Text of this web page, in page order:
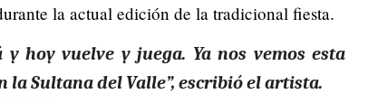
la actual edición de la tradicional fiesta.
y hoy vuelve y juega. Ya nos vemos esta
la Sultana del Valle”, escribió el artista.